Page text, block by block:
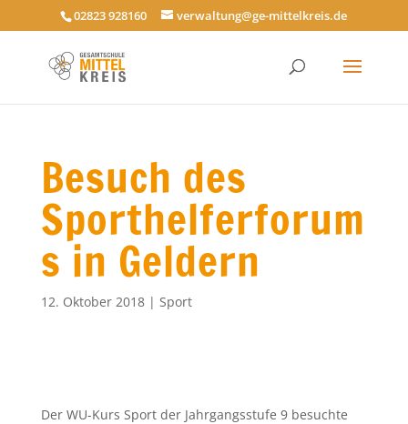
02823 928160 verwaltung@ge-mittelkreis.de
Besuch des
Sporthelferforum
s in Geldern
12. Oktober 2018| Sport
Der WU-Kurs Sport der Jahrgangsstufe 9 besuchte